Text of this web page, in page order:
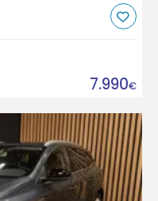
7.990€